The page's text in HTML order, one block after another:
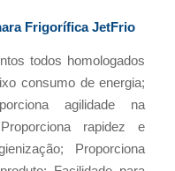
Frigorífica JetFrio
todos homologados
consumo de energia;
agilidade na
rapidez e
Proporciona